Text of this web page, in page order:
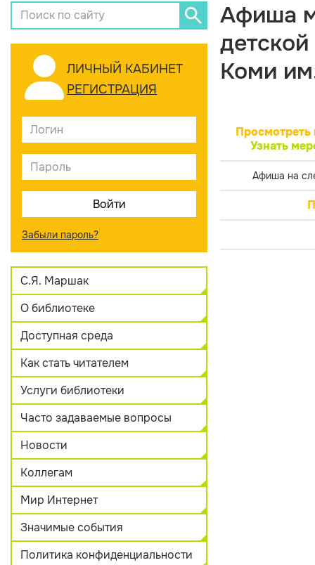
ЛИЧНЫЙ КАБИНЕТ
РЕГИСТРАЦИЯ
Забыли пароль?
С.Я. Маршак
О библиотеке
Доступная среда
Как стать читателем
Услуги библиотеки
Часто задаваемые вопросы
Новости
Коллегам
Мир Интернет
Значимые события
Политика конфиденциальности
Афиша
Коми
Просмотреть
Узнать
Афиша на